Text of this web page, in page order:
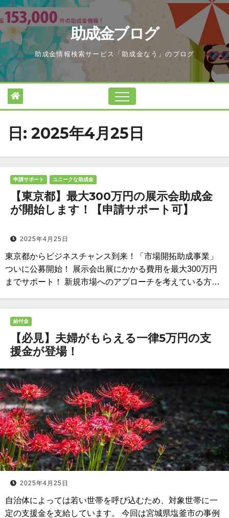
Skip
to
content
助成金ブログ
助成金情報検索サービス「助成金なう」のブログ
日: 2025年4月25日
申請サポート ユニークな助成金
【東京都】最大300万円の展示会助成金
が開始します！【申請サポート可】
2025年4月25日
東京都からビジネスチャンス到来！「市場開拓助成事業」
ついに公募開始！ 展示会出展にかかる費用を最大300万円
までサポート！ 新規市場へのアプローチを考えている方…
給付金
【必見】夫婦がもらえる一律5万円の支
援金が登場！
2025年4月25日
自治体によっては若い世帯を呼び込むため、対象世帯に一
定の支援金を支給しています。 今回は宮城県塩釜市の事例